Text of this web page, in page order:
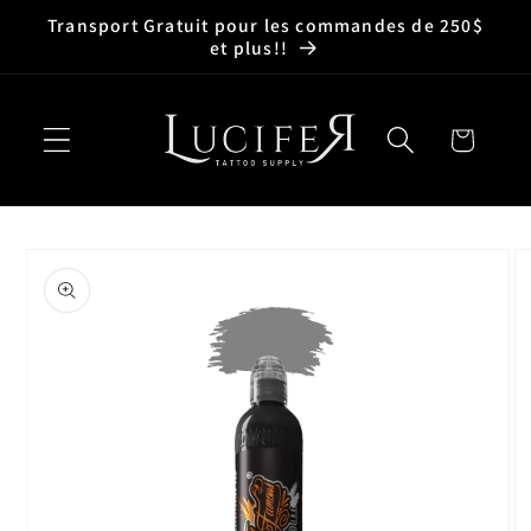
passer
Transport Gratuit pour les commandes de 250$
et plus!!
Panier
informations
produits